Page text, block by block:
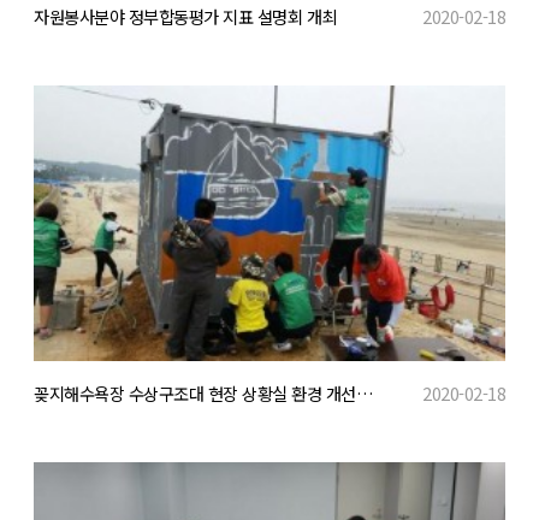
자원봉사분야 정부합동평가 지표 설명회 개최 2020-02-18
꽂지해수욕장 수상구조대 현장 상황실 환경 개선활동&amp;#40;벽화 그리기&amp;#41; 2020-02-18